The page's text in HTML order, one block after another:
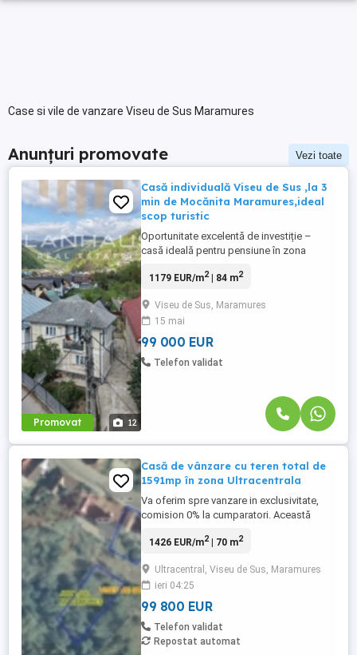
Case si vile de vanzare Viseu de Sus Maramures
Anunțuri promovate Vezi toate
Promovat 12
Casă individuală Viseu de Sus ,la 3
min de Mocănita Maramures,ideal
scop turistic
Oportunitate excelentă de investiție –
casă ideală pentru pensiune în zona
minute de celebra Mocănița Maramureș, în
așteaptă o proprietate care îmbină
farmecul tradițional cu confortul unei
locuințe solide și bine întreținute. ...
1179 EUR/m2| 84 m2
Viseu de Sus, Maramures
15 mai
99 000 EUR
Telefon validat
Casă de vânzare cu teren total de
1591mp în zona Ultracentrala
Va oferim spre vanzare in exclusivitate,
comision 0% la cumparatori. Această
ideală pentru renovare sau demolare,
Vișeu de Sus, pe strada Libertății nr. 42,
cunoscută și sub denumirea de strada
Pompierilor. Terenul total ...
1426 EUR/m2| 70 m2
Ultracentral, Viseu de Sus, Maramures
ieri 04:25
99 800 EUR
Telefon validat
Repostat automat